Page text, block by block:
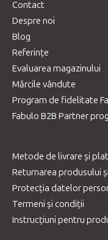
Contact
Despre noi
Blog
Referințe
Evaluarea magazinului
Mărcile vândute
Program de fidelitate
Fabulo B2B Partner
Metode de livrare și
Returnarea produsului
Protecția datelor
Termeni și condiții
Instrucțiuni pentru